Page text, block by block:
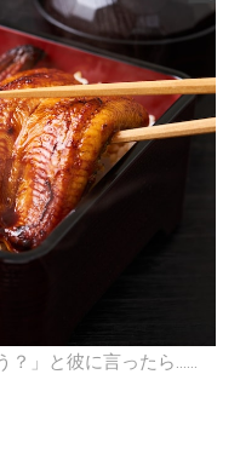
？」と彼に言ったら……